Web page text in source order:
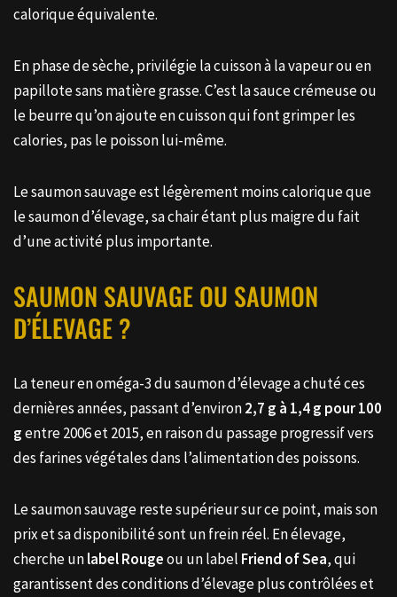
calorique équivalente.
En phase de sèche, privilégie la cuisson à la vapeur ou en
papillote sans matière grasse. C’est la sauce crémeuse ou
le beurre qu’on ajoute en cuisson qui font grimper les
calories, pas le poisson lui-même.
Le saumon sauvage est légèrement moins calorique que
le saumon d’élevage, sa chair étant plus maigre du fait
d’une activité plus importante.
SAUMON SAUVAGE OU SAUMON
D’ÉLEVAGE ?
La teneur en oméga-3 du saumon d’élevage a chuté ces
dernières années, passant d’environ2,7 g à 1,4 g pour 100
gentre 2006 et 2015, en raison du passage progressif vers
des farines végétales dans l’alimentation des poissons.
Le saumon sauvage reste supérieur sur ce point, mais son
prix et sa disponibilité sont un frein réel. En élevage,
cherche unlabel Rougeou un label Friend of Sea, qui
garantissent des conditions d’élevage plus contrôlées et